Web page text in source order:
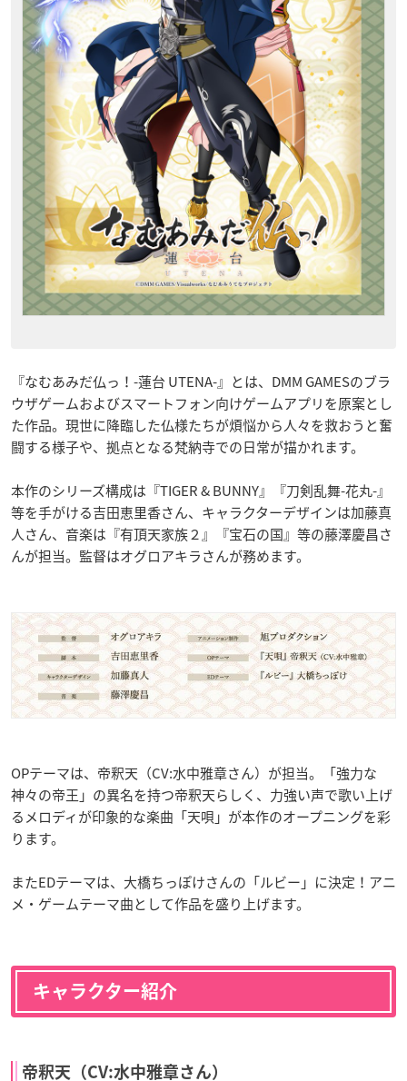
『なむあみだ仏っ！-蓮台 UTENA-』とは、DMM GAMESのブラ
ウザゲームおよびスマートフォン向けゲームアプリを原案とし
た作品。現世に降臨した仏様たちが煩悩から人々を救おうと奮
闘する様子や、拠点となる梵納寺での日常が描かれます。
本作のシリーズ構成は『TIGER & BUNNY』『刀剣乱舞-花丸-』
等を手がける吉田恵里香さん、キャラクターデザインは加藤真
人さん、音楽は『有頂天家族２』『宝石の国』等の藤澤慶昌さ
んが担当。監督はオグロアキラさんが務めます。
OPテーマは、帝釈天（CV:水中雅章さん）が担当。「強力な
神々の帝王」の異名を持つ帝釈天らしく、力強い声で歌い上げ
るメロディが印象的な楽曲「天唄」が本作のオープニングを彩
ります。
またEDテーマは、大橋ちっぽけさんの「ルビー」に決定！アニ
メ・ゲームテーマ曲として作品を盛り上げます。
キャラクター紹介
帝釈天（CV:水中雅章さん）